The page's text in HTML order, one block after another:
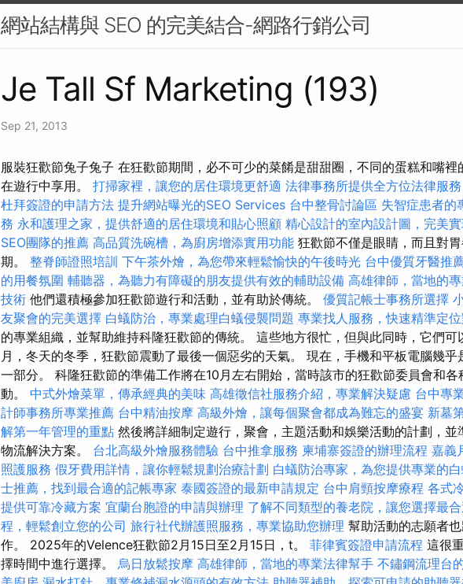
網站結構與 SEO 的完美結合-網路行銷公司
Je Tall Sf Marketing (193)
Sep 21, 2013
服裝狂歡節兔子兔子 在狂歡節期間，必不可少的菜餚是甜甜圈，不同的蛋糕和嘴裡
在遊行中享用。 打掃家裡，讓您的居住環境更舒適 法律事務所提供全方位法律服
杜拜簽證的申請方法 提升網站曝光的SEO Services 台中整骨討論區 失智症患者的
務 永和護理之家，提供舒適的居住環境和貼心照顧 精心設計的室內設計圖，完美
SEO團隊的推薦 高品質洗碗槽，為廚房增添實用功能 狂歡節不僅是眼睛，而且對
期。 整脊師證照培訓 下午茶外燴，為您帶來輕鬆愉快的午後時光 台中優質牙醫推
的用餐氛圍 輔聽器，為聽力有障礙的朋友提供有效的輔助設備 高雄律師，當地的
技術 他們還積極參加狂歡節遊行和活動，並有助於傳統。 優質記帳士事務所選擇
友聚會的完美選擇 白蟻防治，專業處理白蟻侵襲問題 專業找人服務，快速精準定
的專業組織，並幫助維持科隆狂歡節的傳統。 這些地方很忙，但與此同時，它們可
月，冬天的冬季，狂歡節震動了最後一個惡劣的天氣。 現在，手機和平板電腦幾乎
一部分。 科隆狂歡節的準備工作將在10月左右開始，當時該市的狂歡節委員會和
動。 中式外燴菜單，傳承經典的美味 高雄徵信社服務介紹，專業解決疑慮 台中專
計師事務所專業推薦 台中精油按摩 高級外燴，讓每個聚會都成為難忘的盛宴 新墓
解第一年管理的重點 然後將詳細制定遊行，聚會，主題活動和娛樂活動的計劃，並
物流解決方案。 台北高級外燴服務體驗 台中推拿服務 柬埔寨簽證的辦理流程 嘉義
照護服務 假牙費用詳情，讓你輕鬆規劃治療計劃 白蟻防治專家，為您提供專業的
士推薦，找到最合適的記帳專家 泰國簽證的最新申請規定 台中肩頸按摩療程 各式
提供可靠冷藏方案 宜蘭台胞證的申請與辦理 了解不同類型的養老院，讓您選擇最
程，輕鬆創立您的公司 旅行社代辦護照服務，專業協助您辦理 幫助活動的志願者
作。 2025年的Velence狂歡節2月15日至2月15日，t。 菲律賓簽證申請流程 這很
擇時間中進行選擇。 烏日放鬆按摩 高雄律師，當地的專業法律幫手 不鏽鋼流理台